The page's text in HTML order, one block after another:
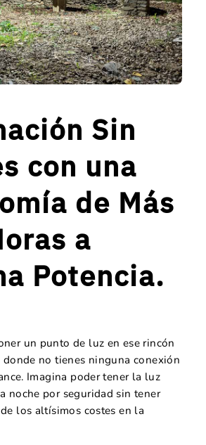
Sin
con una
de Más
a
Potencia.
un punto de luz en ese rincón
no tienes ninguna conexión
Imagina poder tener la luz
noche por seguridad sin tener
los altísimos costes en la